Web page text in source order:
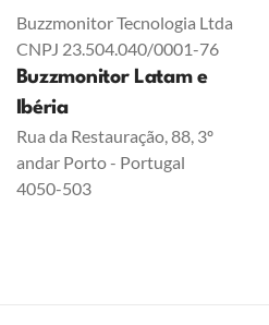
Buzzmonitor Tecnologia Ltda
CNPJ 23.504.040/0001-76
Buzzmonitor Latam e
Ibéria
Rua da Restauração, 88, 3º
andar Porto - Portugal
4050-503